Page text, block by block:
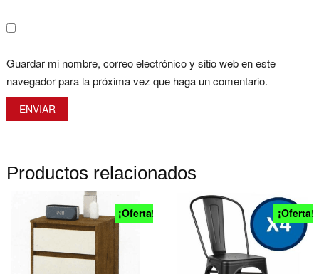
Guardar mi nombre, correo electrónico y sitio web en este
navegador para la próxima vez que haga un comentario.
Productos relacionados
¡Oferta! ¡Oferta!